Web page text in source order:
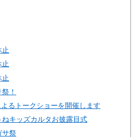
止
止
！
るトークショーを開催します
キッズカルタお披露目式
サ祭